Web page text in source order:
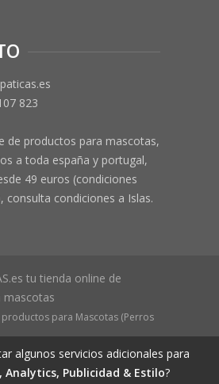
823
de productos para mascotas,
a toda españa y portugal,
49 euros (condiciones
consulta condiciones a Islas.
tu tienda online de
mascotas
para Mascotas (Perros
Av Monteazahar, 4 1º Izq,
- ESPAÑA Inscrita en el
algunos servicios adicionales para
Publicidad & Estilo?